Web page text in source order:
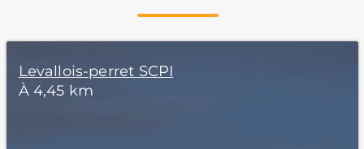
Levallois-perret SCPI
À 4,45 km